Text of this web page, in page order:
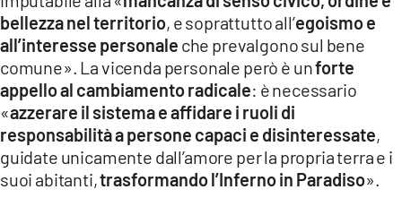
APPLE
bellezza nel territorio, e soprattutto all’egoismo e
all’interesse personale che prevalgono sul bene
comune». La vicenda personale però è unforte
appello al cambiamento radicale: è necessario
«azzerare il sistema e affidare i ruoli di
responsabilità a persone capaci e disinteressate,
guidate unicamente dall’amore per la propria terra e i
suoi abitanti,trasformando l’Inferno in Paradiso».